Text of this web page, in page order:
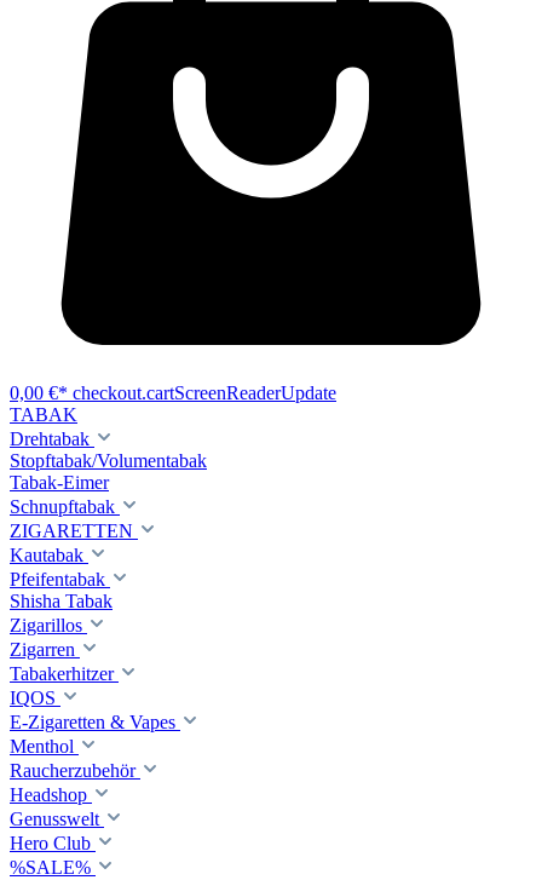
0,00 €* checkout.cartScreenReaderUpdate
TABAK
Drehtabak
Stopftabak/Volumentabak
Tabak-Eimer
Schnupftabak
ZIGARETTEN
Kautabak
Pfeifentabak
Shisha Tabak
Zigarillos
Zigarren
Tabakerhitzer
IQOS
E-Zigaretten & Vapes
Menthol
Raucherzubehör
Headshop
Genusswelt
Hero Club
%SALE%